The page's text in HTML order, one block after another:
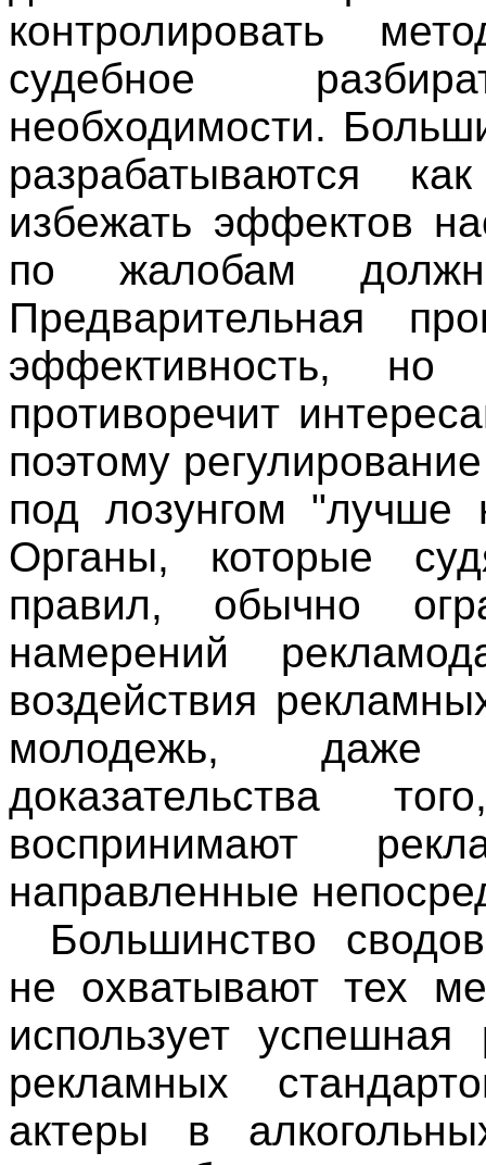
контролировать
судебное
необходимости.
разрабатываются
избежать эффектов
по жалобам
Предварительная
эффективность, но
противоречит
поэтому
под лозунгом "лучше
Органы, которые
правил, обычно
намерений
воздействия
молодежь, даже
доказательства
воспринимают
направленные
Большинство
не охватывают тех
использует
рекламных
актеры в